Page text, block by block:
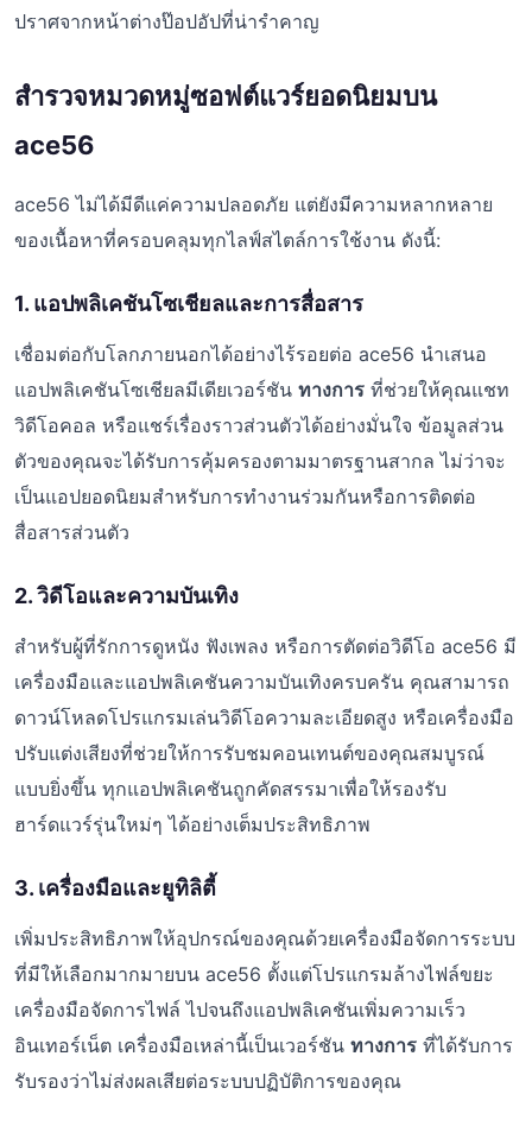
ปราศจากหน้าต่างป๊อปอัปที่น่ารำคาญ
สำรวจหมวดหมู่ซอฟต์แวร์ยอดนิยมบน
ace56
ace56 ไม่ได้มีดีแค่ความปลอดภัย แต่ยังมีความหลากหลาย
ของเนื้อหาที่ครอบคลุมทุกไลฟ์สไตล์การใช้งาน ดังนี้:
1. แอปพลิเคชันโซเชียลและการสื่อสาร
เชื่อมต่อกับโลกภายนอกได้อย่างไร้รอยต่อ ace56 นำเสนอ
แอปพลิเคชันโซเชียลมีเดียเวอร์ชัน ทางการ ที่ช่วยให้คุณแชท
วิดีโอคอล หรือแชร์เรื่องราวส่วนตัวได้อย่างมั่นใจ ข้อมูลส่วน
ตัวของคุณจะได้รับการคุ้มครองตามมาตรฐานสากล ไม่ว่าจะ
เป็นแอปยอดนิยมสำหรับการทำงานร่วมกันหรือการติดต่อ
สื่อสารส่วนตัว
2. วิดีโอและความบันเทิง
สำหรับผู้ที่รักการดูหนัง ฟังเพลง หรือการตัดต่อวิดีโอ ace56 มี
เครื่องมือและแอปพลิเคชันความบันเทิงครบครัน คุณสามารถ
ดาวน์โหลดโปรแกรมเล่นวิดีโอความละเอียดสูง หรือเครื่องมือ
ปรับแต่งเสียงที่ช่วยให้การรับชมคอนเทนต์ของคุณสมบูรณ์
แบบยิ่งขึ้น ทุกแอปพลิเคชันถูกคัดสรรมาเพื่อให้รองรับ
ฮาร์ดแวร์รุ่นใหม่ๆ ได้อย่างเต็มประสิทธิภาพ
3. เครื่องมือและยูทิลิตี้
เพิ่มประสิทธิภาพให้อุปกรณ์ของคุณด้วยเครื่องมือจัดการระบบ
ที่มีให้เลือกมากมายบน ace56 ตั้งแต่โปรแกรมล้างไฟล์ขยะ
เครื่องมือจัดการไฟล์ ไปจนถึงแอปพลิเคชันเพิ่มความเร็ว
อินเทอร์เน็ต เครื่องมือเหล่านี้เป็นเวอร์ชัน ทางการ ที่ได้รับการ
รับรองว่าไม่ส่งผลเสียต่อระบบปฏิบัติการของคุณ